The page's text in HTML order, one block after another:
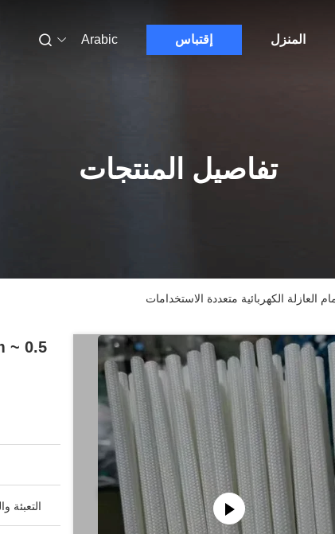
المنزل إقتباس Arabic
تفاصيل المنتجات
التعبئة